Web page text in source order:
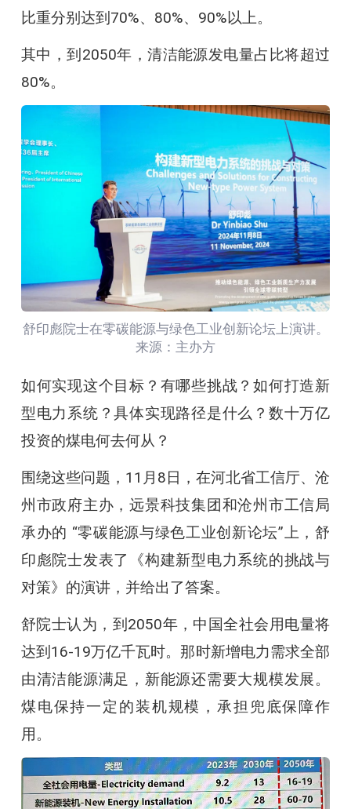
比重分别达到70%、80%、90%以上。
其中，到2050年，清洁能源发电量占比将超过
80%。
舒印彪院士在零碳能源与绿色工业创新论坛上演讲。
来源：主办方
如何实现这个目标？有哪些挑战？如何打造新
型电力系统？具体实现路径是什么？数十万亿
投资的煤电何去何从？
围绕这些问题，11月8日，在河北省工信厅、沧
州市政府主办，远景科技集团和沧州市工信局
承办的 “零碳能源与绿色工业创新论坛”上，舒
印彪院士发表了《构建新型电力系统的挑战与
对策》的演讲，并给出了答案。
舒院士认为，到2050年，中国全社会用电量将
达到16-19万亿千瓦时。那时新增电力需求全部
由清洁能源满足，新能源还需要大规模发展。
煤电保持一定的装机规模，承担兜底保障作
用。